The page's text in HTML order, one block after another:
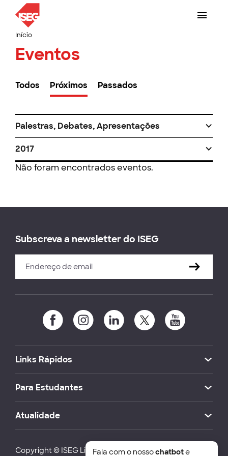
Início
Eventos
Todos Próximos Passados
Palestras, Debates, Apresentações
2017
Não foram encontrados eventos.
Subscreva a newsletter do ISEG
Links Rápidos
Para Estudantes
Atualidade
Copyright © ISEG Lisbon School of Economics and
Fala com o nossochatbote